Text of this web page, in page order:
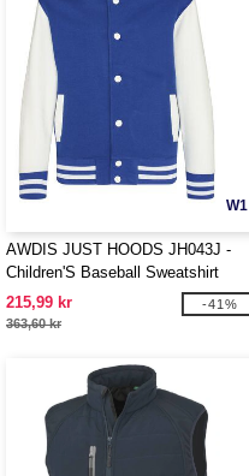
W1
AWDIS JUST HOODS JH043J -
Children'S Baseball Sweatshirt
215,99 kr
363,60 kr
-41%